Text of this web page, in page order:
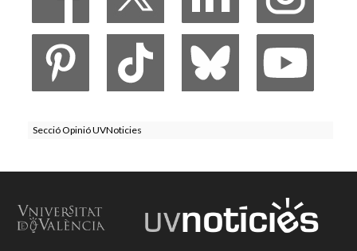
Secció Opinió UVNoticies